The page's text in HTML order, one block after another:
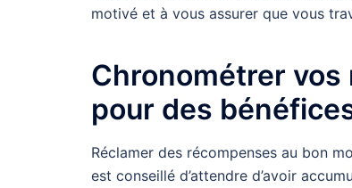
motivé et à vous assurer que vous
Chronométrer
pour des
Réclamer des récompenses au bon
est conseillé d’attendre d’avoir